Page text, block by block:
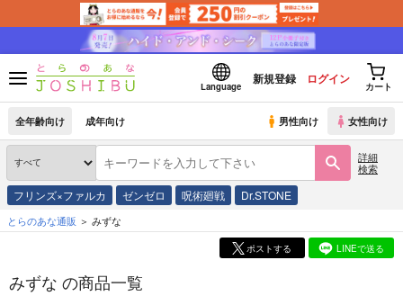
Language
新規登録 ログイン
カート
全年齢向け 成年向け 男性向け 女性向け
詳細
検索
フリンズ×ファルカ ゼンゼロ 呪術廻戦 Dr.STONE
とらのあな通販 みずな
ポストする LINEで送る
みずな の商品一覧